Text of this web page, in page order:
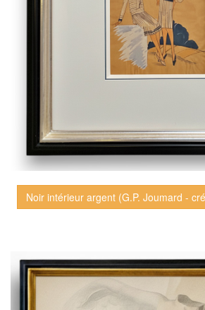
Noir intérieur argent (G.P. Joumard -